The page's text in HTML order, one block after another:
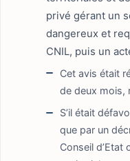
privé gérant un
dangereux et
CNIL, puis un
Cet avis était
de deux mois,
S’il était
que par un
Conseil d’Etat